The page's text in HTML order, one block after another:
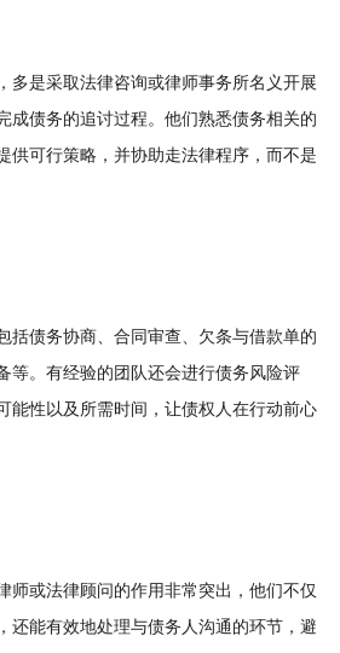
是采取法律咨询或律师事务所名义开展
成债务的追讨过程。他们熟悉债务相关的
供可行策略，并协助走法律程序，而不是
债务协商、合同审查、欠条与借款单的
等。有经验的团队还会进行债务风险评
能性以及所需时间，让债权人在行动前心
或法律顾问的作用非常突出，他们不仅
还能有效地处理与债务人沟通的环节，避